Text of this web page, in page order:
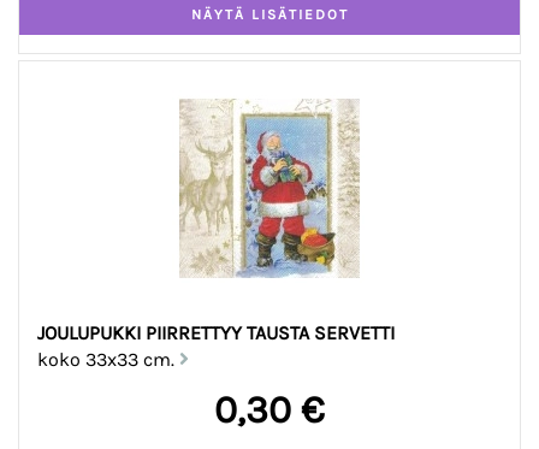
JOULUPUKKI PIIRRETTYY TAUSTA SERVETTI
koko 33x33 cm.
0,30 €